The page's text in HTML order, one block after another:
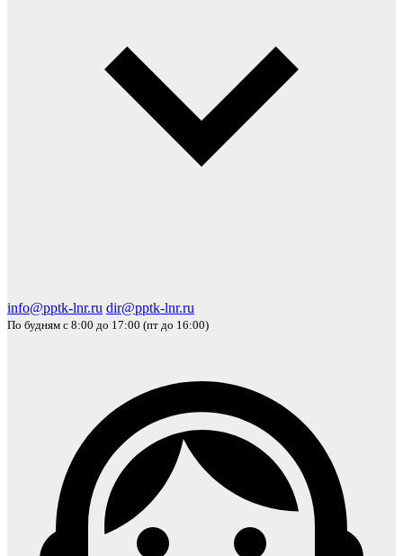
info@pptk-lnr.ru dir@pptk-lnr.ru
По будням с 8:00 до 17:00 (пт до 16:00)